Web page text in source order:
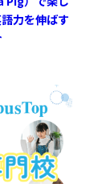
力を伸ばす